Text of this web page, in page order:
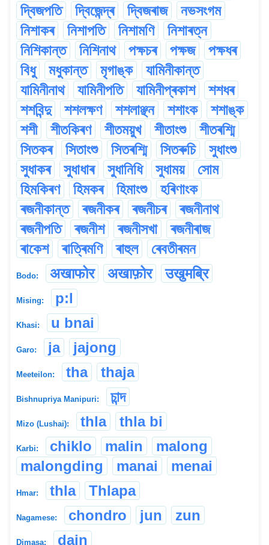
দ্বিজপতি
দ্বিজেন্দ্ৰ দ্বিজৰাজ
নভসংগম
নিশাকৰ
নিশাপতি নিশামণি
নিশাৰত্ন
নিশিকান্ত
নিশিনাথ পক্ষচৰ পক্ষজ
পক্ষধৰ
বিধু
মধুকান্ত মৃগাঙ্ক
যামিনীকান্ত
যামিনীনাথ
যামিনীপতি যামিনীপ্ৰকাশ
শশধৰ
শশবিন্দু
শশলক্ষণ শশলাঞ্ছন শশাংক
শশাঙ্ক
শশী
শীতকিৰণ শীতময়ুখ শীতাংশু
শীতৰশ্মি
সিতকৰ
সিতাংশু সিতৰশ্মি সিতৰুচি
সুধাংশু
সুধাকৰ
সুধাধাৰ সুধানিধি সুধাময়
সোম
হিমকিৰণ
হিমকৰ হিমাংশু
হৰিণাংক
ৰজনীকান্ত
ৰজনীকৰ ৰজনীচৰ
ৰজনীনাথ
ৰজনীপতি
ৰজনীশ ৰজনীসখা
ৰজনীৰাজ
ৰাকেশ
ৰাত্ৰিমণি ৰাহুল ৰেবতীৰমন
Bodo: अखाफोर अखाफ़ोर उखुमब्रि
Mising: p:l
Khasi: u bnai
Garo: ja jajong
Meeteilon: tha thaja
Bishnupriya Manipuri: চান্দ
Mizo (Lushai): thla thla bi
Karbi: chiklo malin
malong
malongding
manai menai
Hmar: thla Thlapa
Nagamese: chondro jun zun
Dimasa: dain